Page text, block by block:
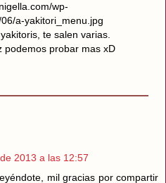
wp-
a-yakitori_menu.jpg
te salen varias.
podemos probar mas xD
2013 a las 12:57
mil gracias por compartir